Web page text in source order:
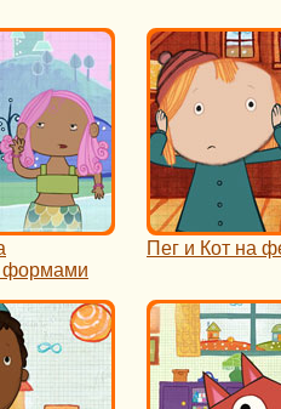
формами
Пег и Кот на